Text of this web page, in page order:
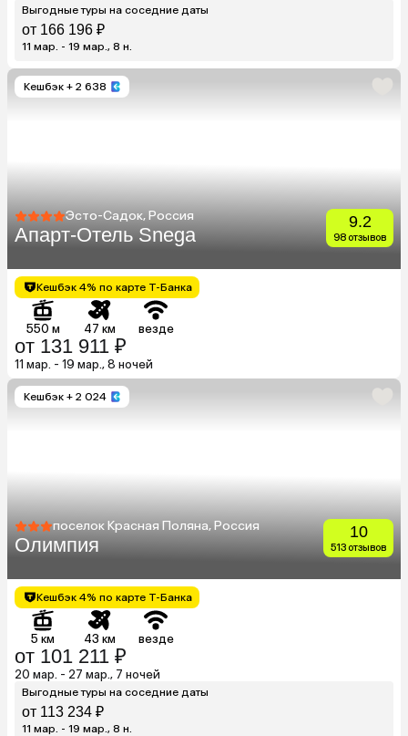
Выгодные туры на соседние даты
от 166 196 ₽
11 мар. - 19 мар., 8 н.
Кешбэк + 2 638
Эсто-Садок, Россия
Апарт-Отель Snega
9.2
98 отзывов
Кешбэк 4% по карте Т-Банка
550 м 47 км везде
от 131 911 ₽
11 мар. - 19 мар., 8 ночей
Кешбэк + 2 024
поселок Красная Поляна, Россия
Олимпия
10
513 отзывов
Кешбэк 4% по карте Т-Банка
5 км 43 км везде
от 101 211 ₽
20 мар. - 27 мар., 7 ночей
Выгодные туры на соседние даты
от 113 234 ₽
11 мар. - 19 мар., 8 н.